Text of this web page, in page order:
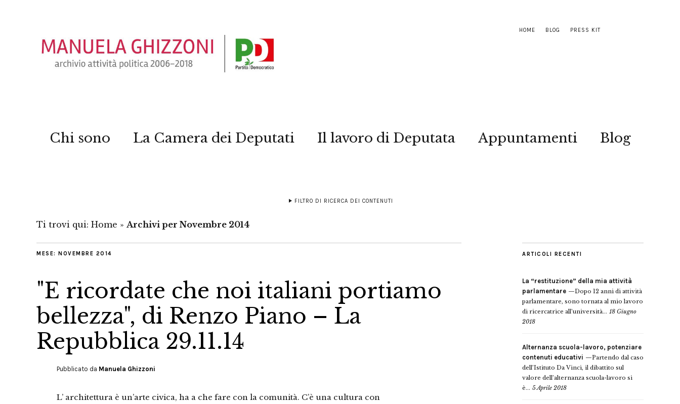
HOME BLOG PRESS KIT
Chi sono La Camera dei Deputati Il lavoro di Deputata Appuntamenti Blog
FILTRO DI RICERCA DEI CONTENUTI
Ti trovi qui: Home » Archivi per Novembre 2014
MESE: NOVEMBRE 2014
"E ricordate che noi italiani portiamo
bellezza", di Renzo Piano – La
Repubblica 29.11.14
Pubblicato da Manuela Ghizzoni
L’ architettura è un’arte civica, ha a che fare con la comunità. C’è una cultura con
ARTICOLI RECENTI
La “restituzione” della mia attività
parlamentare
Dopo 12 anni di attività
parlamentare, sono tornata al mio lavoro
di ricercatrice all’università... 18 Giugno
2018
Alternanza scuola-lavoro, potenziare
contenuti educativi
Partendo dal caso
dell’Istituto Da Vinci, il dibattito sul
valore dell’alternanza scuola-lavoro si
è... 5 Aprile 2018